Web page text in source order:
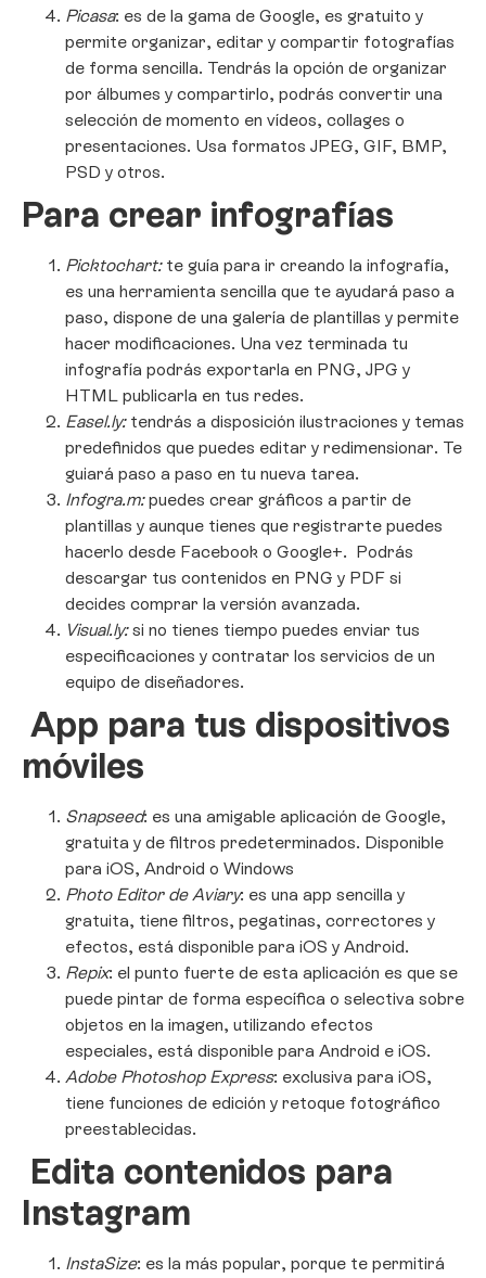
Picasa: es de la gama de Google, es gratuito y
permite organizar, editar y compartir fotografías
de forma sencilla. Tendrás la opción de organizar
por álbumes y compartirlo, podrás convertir una
selección de momento en vídeos, collages o
presentaciones. Usa formatos JPEG, GIF, BMP,
PSD y otros.
Para crear infografías
Picktochart:te guía para ir creando la infografía,
es una herramienta sencilla que te ayudará paso a
paso, dispone de una galería de plantillas y permite
hacer modificaciones. Una vez terminada tu
infografía podrás exportarla en PNG, JPG y
HTML publicarla en tus redes.
Easel.ly:tendrás a disposición ilustraciones y temas
predefinidos que puedes editar y redimensionar. Te
guiará paso a paso en tu nueva tarea.
Infogra.m:puedes crear gráficos a partir de
plantillas y aunque tienes que registrarte puedes
hacerlo desde Facebook o Google+. Podrás
descargar tus contenidos en PNG y PDF si
decides comprar la versión avanzada.
Visual.ly:si no tienes tiempo puedes enviar tus
especificaciones y contratar los servicios de un
equipo de diseñadores.
App para tus dispositivos
móviles
Snapseed: es una amigable aplicación de Google,
gratuita y de filtros predeterminados. Disponible
para iOS, Android o Windows
Photo Editor de Aviary: es una app sencilla y
gratuita, tiene filtros, pegatinas, correctores y
efectos, está disponible para iOS y Android.
Repix: el punto fuerte de esta aplicación es que se
puede pintar de forma específica o selectiva sobre
objetos en la imagen, utilizando efectos
especiales, está disponible para Android e iOS.
Adobe Photoshop Express: exclusiva para iOS,
tiene funciones de edición y retoque fotográfico
preestablecidas.
Edita contenidos para
Instagram
InstaSize: es la más popular, porque te permitirá